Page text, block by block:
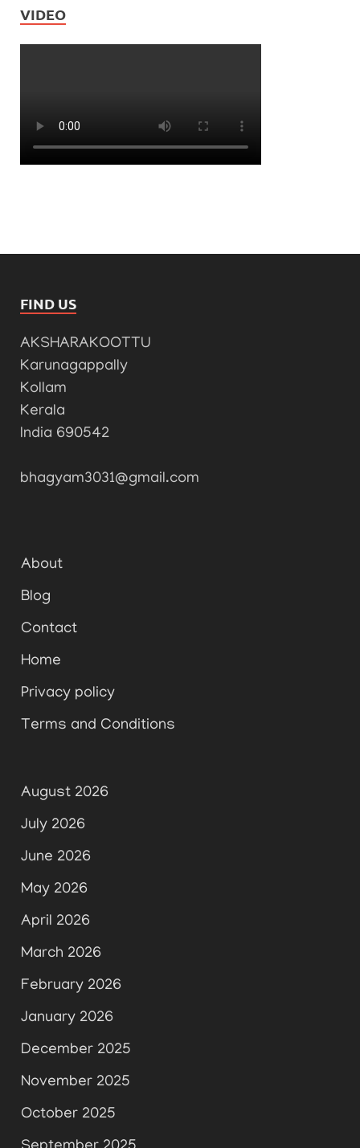
VIDEO
FIND US
AKSHARAKOOTTU
Karunagappally
Kollam
Kerala
India 690542
bhagyam3031@gmail.com
About
Blog
Contact
Home
Privacy policy
Terms and Conditions
August 2026
July 2026
June 2026
May 2026
April 2026
March 2026
February 2026
January 2026
December 2025
November 2025
October 2025